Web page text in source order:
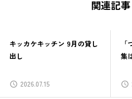
関連記事
「つみきの学校」単発参加募
集はじまりました
2026.07.09